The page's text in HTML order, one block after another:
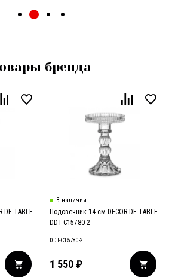
бренда
DE TABLE
В наличии
Подсвечник 14 см DECOR DE TABLE
DDT-C15780-2
DDT-C15780-2
1 550 ₽